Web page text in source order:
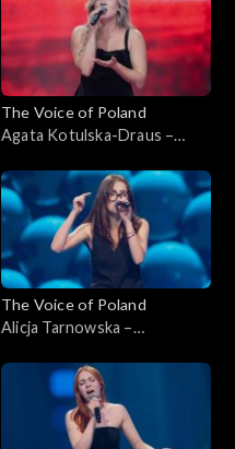
października 2025
The Voice of Poland
Agata Kotulska-Draus –
Poland”, Przesłuchania w
ciemno, 4 października 2025
The Voice of Poland
Alicja Tarnowska –
Poland”, Przesłuchania w
ciemno, 4 października 2025